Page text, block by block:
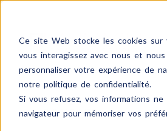
Ce site Web stocke les cookies sur
vous interagissez avec nous et
personnaliser votre expérience de
notre politique de confidentialité.
Si vous refusez, vos informations
navigateur pour mémoriser vos
ACCUEIL
IMMOBILIER